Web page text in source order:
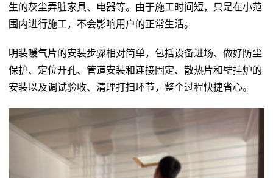
生的灰尘弄脏家具、电器等。由于施工时间短，只是在小范
围内进行施工，不会影响用户的正常生活。
明装暖气片的安装步骤相对简单，包括设备进场、做好防尘
保护、定位开孔、管道安装和连接固定、散热片和壁挂炉的
安装以及调试验收、清理打扫环节，整个过程快捷省心。